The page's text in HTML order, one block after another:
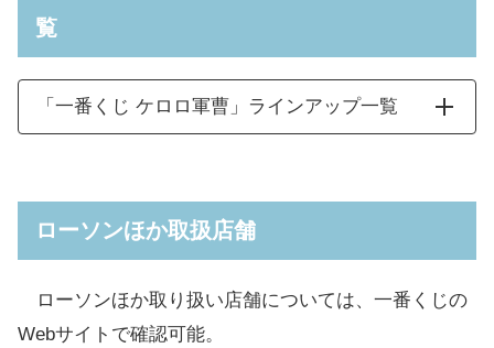
覧
「一番くじ ケロロ軍曹」ラインアップ一覧
B賞
タママ二等兵 ソフビフィ
全1種
ギロロ伍長 ソフビフィギ
ローソンほか取扱店舗
ローソンほか取り扱い店舗については、一番くじの
Webサイトで確認可能。